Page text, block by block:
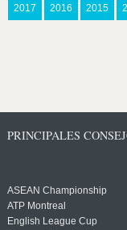
2017 2016 2015
PRINCIPALES
ASEAN Championship
ATP Montreal
English League Cup